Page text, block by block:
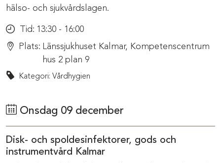
hälso- och sjukvårdslagen.
Tid: 13:30 - 16:00
Plats: Länssjukhuset Kalmar, Kompetenscentrum
hus 2 plan 9
Kategori: Vårdhygien
Onsdag 09 december
Disk- och spoldesinfektorer, gods och
instrumentvård Kalmar